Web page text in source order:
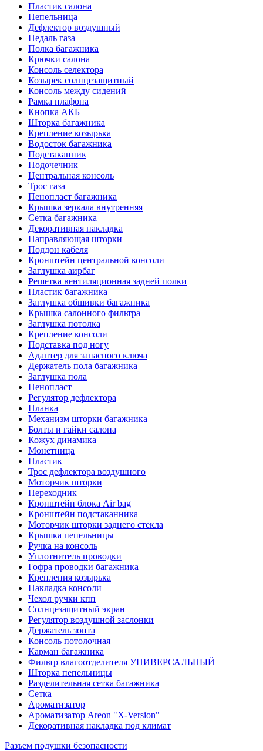
Пластик салона
Пепельница
Дефлектор воздушный
Педаль газа
Полка багажника
Крючки салона
Консоль селектора
Козырек солнцезащитный
Консоль между сидений
Рамка плафона
Кнопка АКБ
Шторка багажника
Крепление козырька
Водосток багажника
Подстаканник
Подочечник
Центральная консоль
Трос газа
Пенопласт багажника
Крышка зеркала внутренняя
Сетка багажника
Декоративная накладка
Направляющая шторки
Поддон кабеля
Кронштейн центральной консоли
Заглушка аирбаг
Решетка вентиляционная задней полки
Пластик багажника
Заглушка обшивки багажника
Крышка салонного фильтра
Заглушка потолка
Крепление консоли
Подставка под ногу
Адаптер для запасного ключа
Держатель пола багажника
Заглушка пола
Пенопласт
Регулятор дефлектора
Планка
Механизм шторки багажника
Болты и гайки салона
Кожух динамика
Монетница
Пластик
Трос дефлектора воздушного
Моторчик шторки
Переходник
Кронштейн блока Air bag
Кронштейн подстаканника
Моторчик шторки заднего стекла
Крышка пепельницы
Ручка на консоль
Уплотнитель проводки
Гофра проводки багажника
Крепления козырька
Накладка консоли
Чехол ручки кпп
Солнцезащитный экран
Регулятор воздушной заслонки
Держатель зонта
Консоль потолочная
Карман багажника
Фильтр влагоотделителя УНИВЕРСАЛЬНЫЙ
Шторка пепельницы
Разделительная сетка багажника
Сетка
Ароматизатор
Ароматизатор Areon "X-Version"
Декоративная накладка под климат
Разъем подушки безопасности